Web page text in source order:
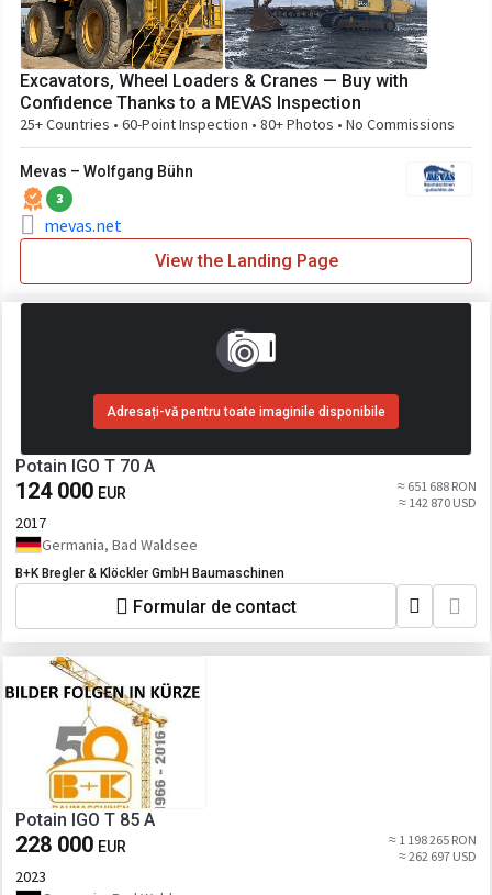
Excavators, Wheel Loaders & Cranes — Buy with
Confidence Thanks to a MEVAS Inspection
25+ Countries • 60-Point Inspection • 80+ Photos • No Commissions
Mevas – Wolfgang Bühn
3
mevas.net
View the Landing Page
Adresați-vă pentru toate imaginile disponibile
Potain IGO T 70 A
124 000 EUR
≈ 651 688 RON
≈ 142 870 USD
2017
Germania, Bad Waldsee
B+K Bregler & Klöckler GmbH Baumaschinen
Formular de contact
Potain IGO T 85 A
228 000 EUR
≈ 1 198 265 RON
≈ 262 697 USD
2023